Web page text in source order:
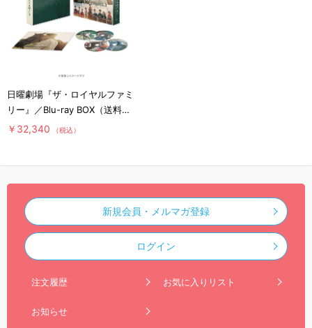
日曜劇場『ザ・ロイヤルファミ
リー』／Blu-ray BOX（送料無
料・4枚組）
￥32,340 （税込）
新規会員・メルマガ登録
ログイン
注文履歴 お気に入りリスト
お知らせ